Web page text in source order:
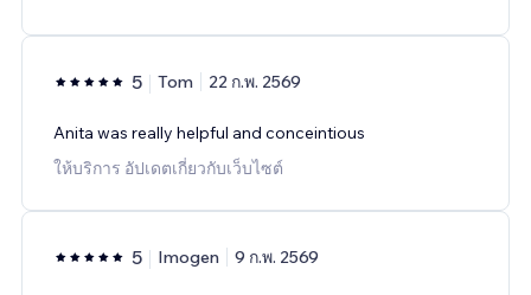
5 Tom 22 ก.พ. 2569
Anita was really helpful and conceintious
ให้บริการ อัปเดตเกี่ยวกับเว็บไซต์
5 Imogen 9 ก.พ. 2569